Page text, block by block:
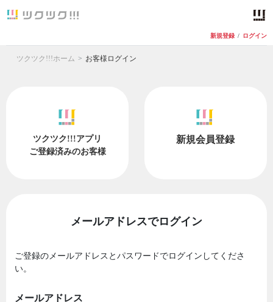
新規登録 / ログイン
ツクツク!!!ホーム お客様ログイン
ツクツク!!!アプリ
ご登録済みのお客様
新規会員登録
メールアドレスでログイン
ご登録のメールアドレスとパスワードでログインしてくださ
い。
メールアドレス